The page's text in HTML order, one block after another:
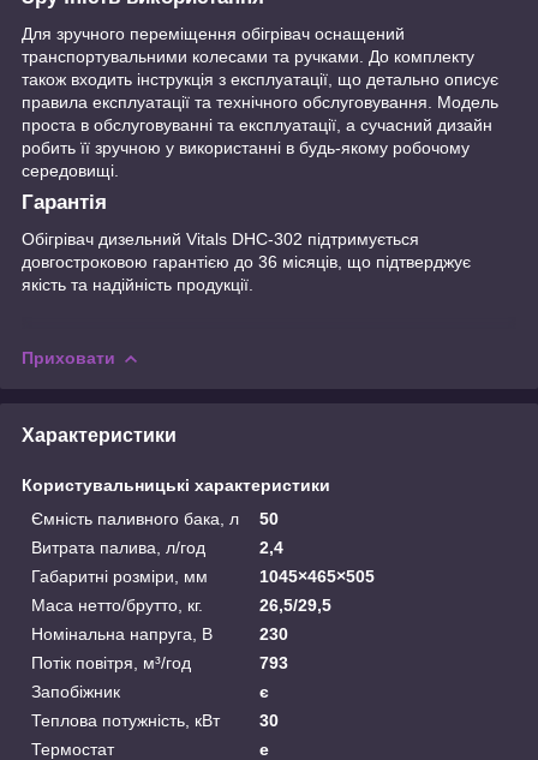
Для зручного переміщення обігрівач оснащений
транспортувальними колесами та ручками. До комплекту
також входить інструкція з експлуатації, що детально описує
правила експлуатації та технічного обслуговування. Модель
проста в обслуговуванні та експлуатації, а сучасний дизайн
робить її зручною у використанні в будь-якому робочому
середовищі.
Гарантія
Обігрівач дизельний Vitals DHC-302 підтримується
довгостроковою гарантією до 36 місяців, що підтверджує
якість та надійність продукції.
Приховати
Характеристики
Користувальницькі характеристики
Ємність паливного бака, л
50
Витрата палива, л/год
2,4
Габаритні розміри, мм
1045×465×505
Маса нетто/брутто, кг.
26,5/29,5
Номінальна напруга, В
230
Потік повітря, м³/год
793
Запобіжник
є
Теплова потужність, кВт
30
Термостат
е